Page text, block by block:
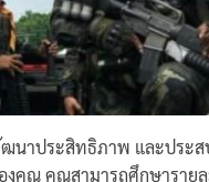
ฒนาประสิทธิภาพ และประ
งคุณ คุณสามารถศึกษารายล